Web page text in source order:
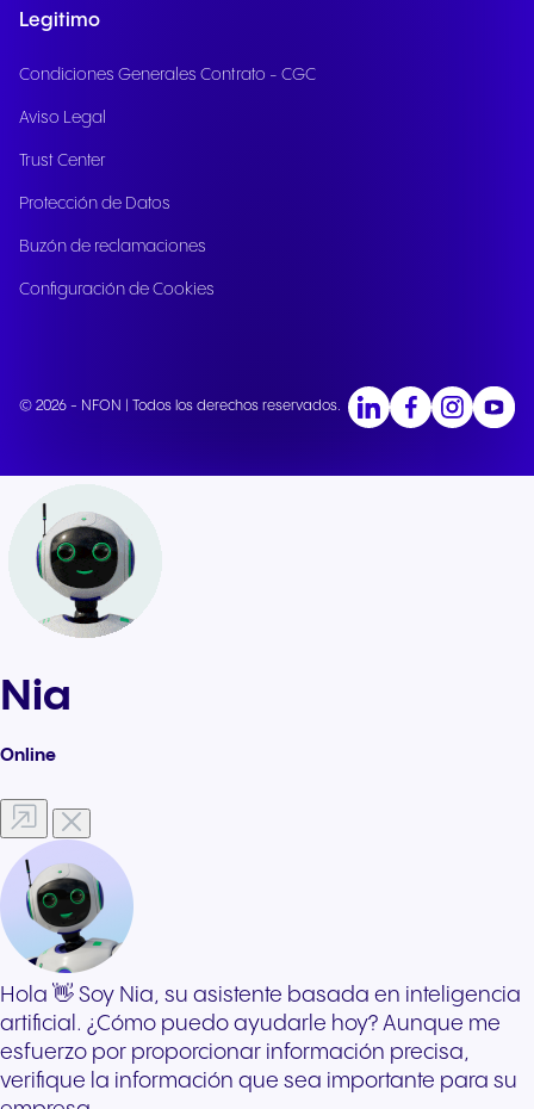
Legitimo
Condiciones Generales Contrato - CGC
Aviso Legal
Trust Center
Protección de Datos
Buzón de reclamaciones
Configuración de Cookies
© 2026 - NFON | Todos los derechos reservados.